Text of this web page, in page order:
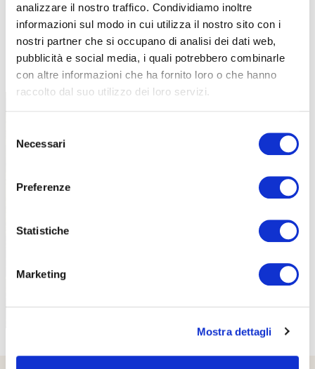
analizzare il nostro traffico. Condividiamo inoltre
informazioni sul modo in cui utilizza il nostro sito con i
nostri partner che si occupano di analisi dei dati web,
pubblicità e social media, i quali potrebbero combinarle
con altre informazioni che ha fornito loro o che hanno
raccolto dal suo utilizzo dei loro servizi.
delNecessari
Preferenze
Statistiche
Marketing
Mostra dettagli
TUTTE LE CATEGORIE DEL MAGAZINE